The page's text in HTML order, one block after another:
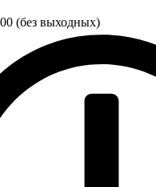
(без выходных)